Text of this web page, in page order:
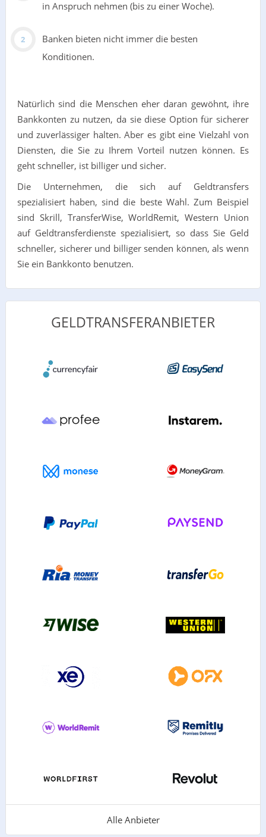
in Anspruch nehmen (bis zu einer Woche).
Banken bieten nicht immer die besten
Konditionen.
Natürlich sind die Menschen eher daran gewöhnt, ihre
Bankkonten zu nutzen, da sie diese Option für sicherer
und zuverlässiger halten. Aber es gibt eine Vielzahl von
Diensten, die Sie zu Ihrem Vorteil nutzen können. Es
geht schneller, ist billiger und sicher.
Die Unternehmen, die sich auf Geldtransfers
spezialisiert haben, sind die beste Wahl. Zum Beispiel
sind Skrill, TransferWise, WorldRemit, Western Union
auf Geldtransferdienste spezialisiert, so dass Sie Geld
schneller, sicherer und billiger senden können, als wenn
Sie ein Bankkonto benutzen.
GELDTRANSFERANBIETER
Alle Anbieter